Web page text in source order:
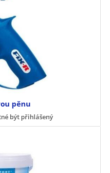
pěnu
být přihlášený